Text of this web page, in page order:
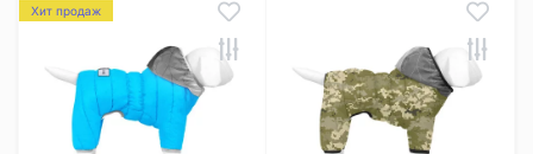
Хит продаж